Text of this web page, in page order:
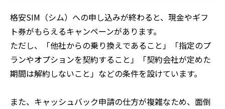
格安SIM（シム）への申し込みが終わると、現金やギフ
ト券がもらえるキャンペーンがあります。
ただし、「他社からの乗り換えであること」「指定のプ
ランやオプションを契約すること」「契約会社が定めた
期間は解約しないこと」などの条件を設けています。
また、キャッシュバック申請の仕方が複雑なため、面倒